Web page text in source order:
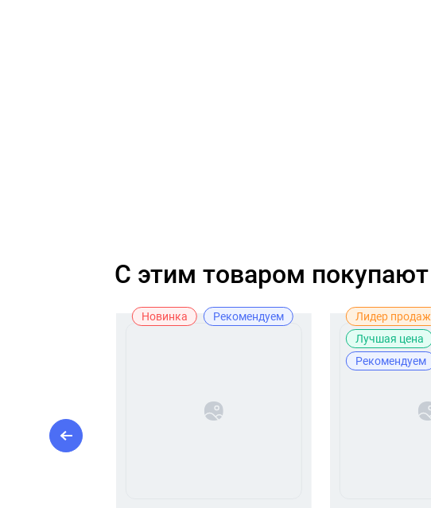
C этим товаром покупают
Новинка Рекомендуем
Лидер продаж
Лучшая цена
Рекомендуем